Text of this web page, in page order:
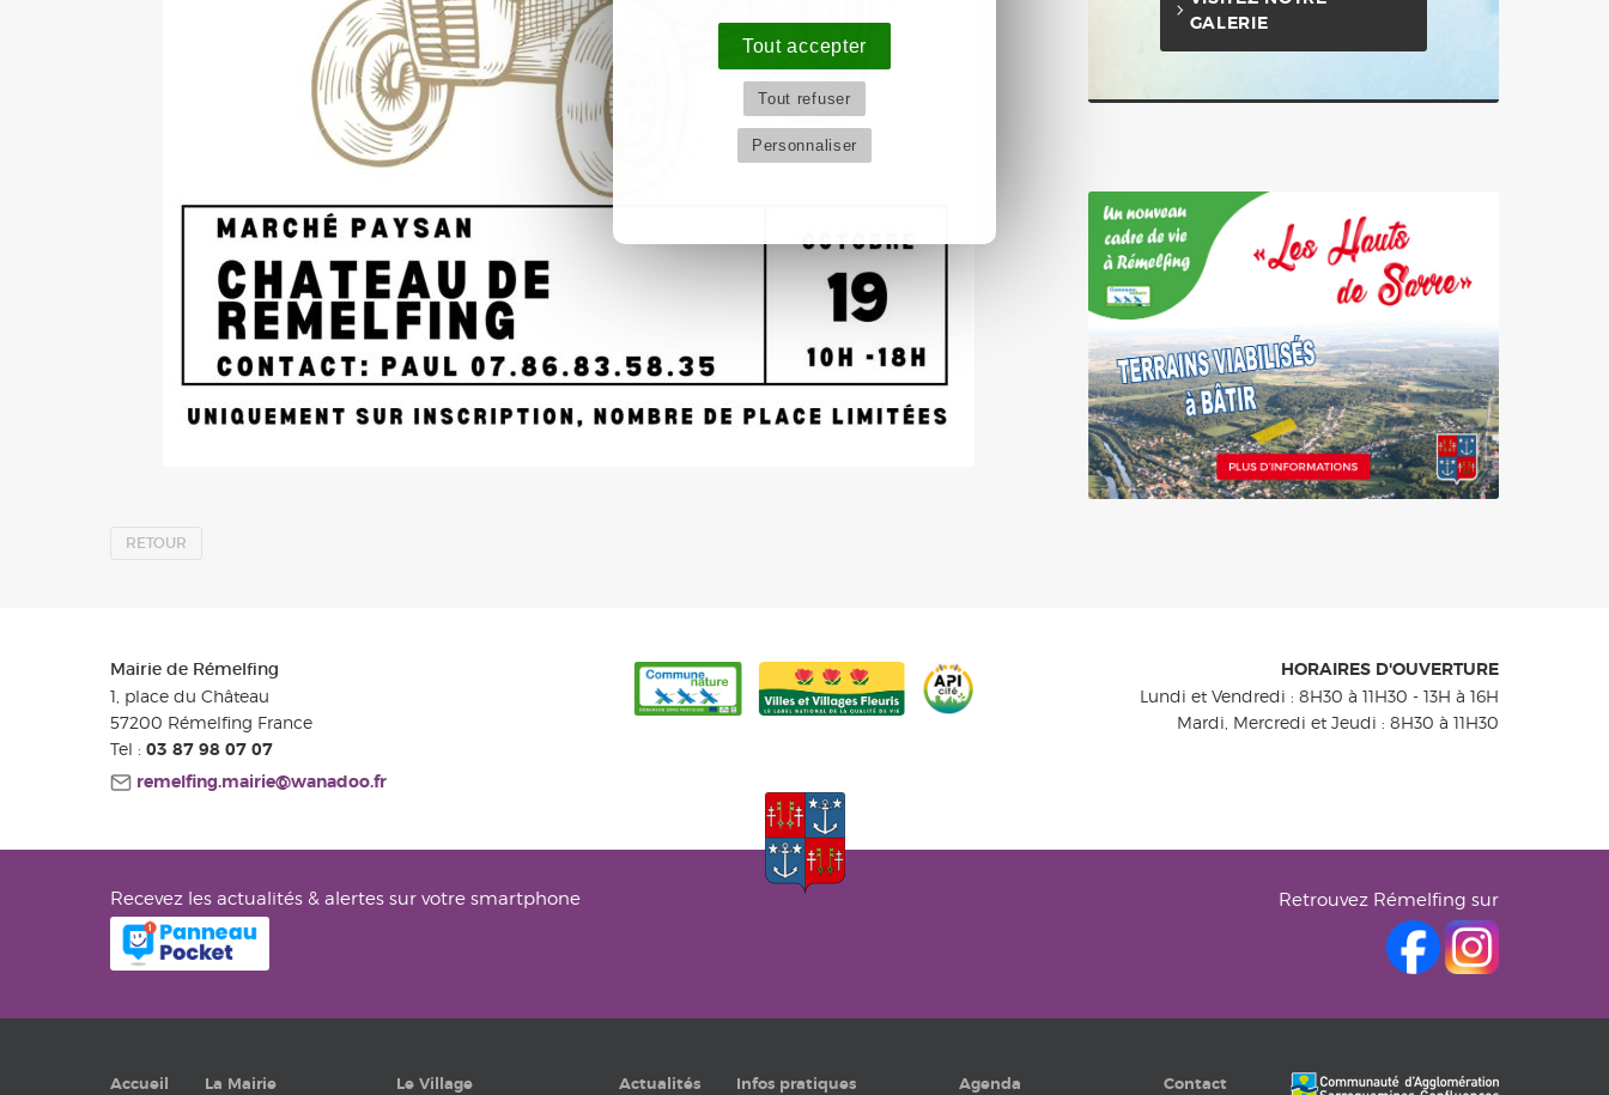
Tout accepter
Tout refuser
Personnaliser
RETOUR
GALERIE
Mairie de Rémelfing
1, place du Château
57200 Rémelfing France
Tel : 03 87 98 07 07
remelfing.mairie@wanadoo.fr
HORAIRES D'OUVERTURE
Lundi et Vendredi : 8H30 à 11H30 - 13H à 16H
Mardi, Mercredi et Jeudi : 8H30 à 11H30
Recevez les actualités & alertes sur votre smartphone Retrouvez Rémelfing sur
Accueil La Mairie Le Village Actualités Infos pratiques Agenda Contact